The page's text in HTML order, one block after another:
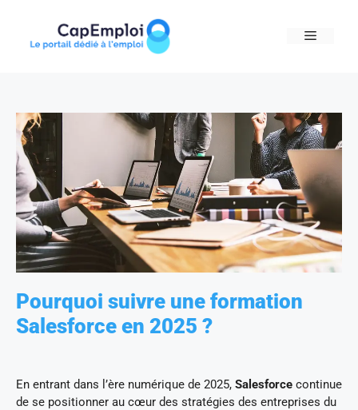
content
MENU
Pourquoi suivre une formation
Salesforce en 2025 ?
En entrant dans l’ère numérique de 2025, Salesforce continue
de se positionner au cœur des stratégies des entreprises du